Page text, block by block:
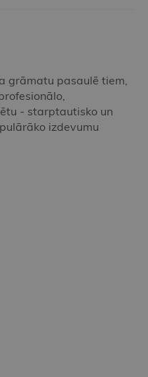
grāmatu pasaulē tiem,
- starptautisko un
izdevumu